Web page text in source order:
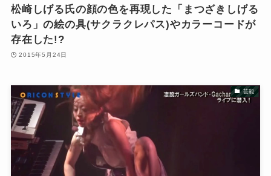
松崎しげる氏の顔の色を再現した「まつざきしげる
いろ」の絵の具(サクラクレパス)やカラーコードが
存在した!?
2015年5月24日
芸能